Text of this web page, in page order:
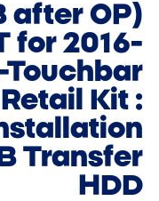
after OP)
for 2016-
Touchbar
Kit :
Transfer
HDD